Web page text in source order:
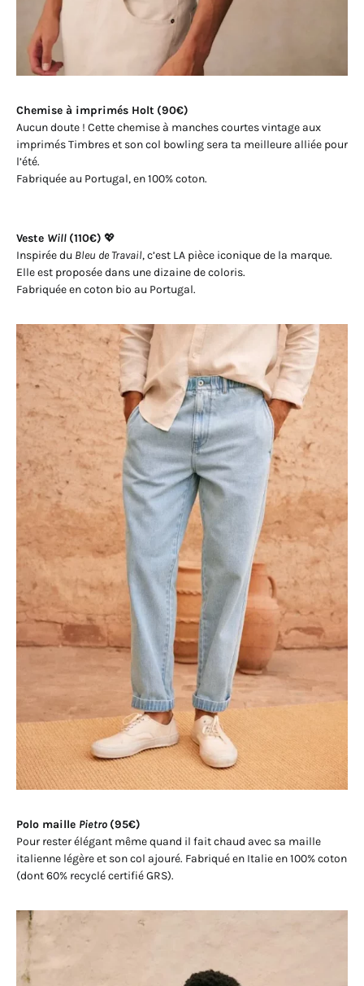
Chemise à imprimés Holt (90€)
Aucun doute ! Cette chemise à manches courtes vintage aux
imprimés Timbres et son col bowling sera ta meilleure alliée pour
l’été.
Fabriquée au Portugal, en 100% coton.
Veste Will (110€) 💖
Inspirée du Bleu de Travail, c’est LA pièce iconique de la marque.
Elle est proposée dans une dizaine de coloris.
Fabriquée en coton bio au Portugal.
Polo maille Pietro (95€)
Pour rester élégant même quand il fait chaud avec sa maille
italienne légère et son col ajouré. Fabriqué en Italie en 100% coton
(dont 60% recyclé certifié GRS).